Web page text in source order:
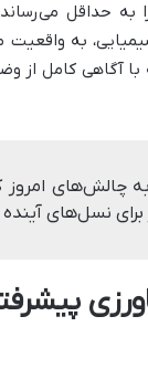
به حداقل
به
با آگاهی کامل از
چالش‌های
نسل‌های آینده